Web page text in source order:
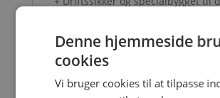
+ BBR-godkendt for nybyggeri
Denne hjemmeside
cookies
Vi bruger cookies til at tilpasse